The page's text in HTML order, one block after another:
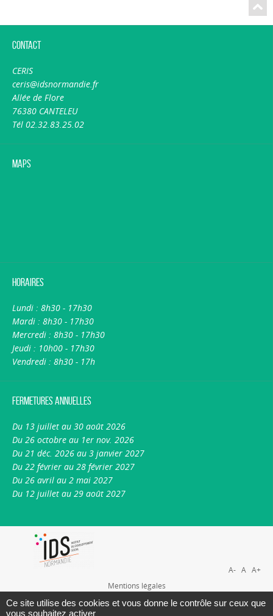
Contact
CERIS
ceris@idsnormandie.fr
Allée de Flore
76380 CANTELEU
Tél 02.32.83.25.02
Maps
Horaires
Lundi : 8h30 - 17h30
Mardi : 8h30 - 17h30
Mercredi : 8h30 - 17h30
Jeudi : 10h00 - 17h30
Vendredi : 8h30 - 17h
Fermetures annuelles
Du 13 juillet au 30 août 2026
Du 26 octobre au 1er nov. 2026
Du 21 déc. 2026 au 3 janvier 2027
Du 22 février au 28 février 2027
Du 26 avril au 2 mai 2027
Du 12 juillet au 29 août 2027
Mentions légales
Plan du site
A- A A+
Ce site utilise des cookies et vous donne le contrôle sur ceux que
vous souhaitez activer